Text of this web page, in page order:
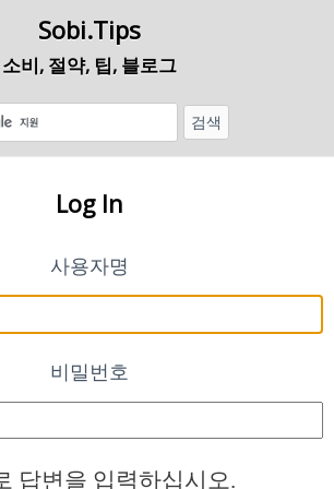
Sobi.Tips
소비, 절약, 팁, 블로그
Log In
사용자명
비밀번호
답변을 입력하십시오.